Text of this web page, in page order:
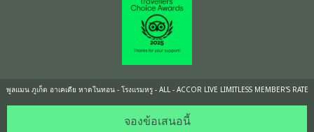
พูลแมน ภูเก็ต อาเคเดีย หาดในทอน - โรงแรมหรู - ALL - ACCOR LIVE LIMITLESS MEMBER'S RATE
จองข้อเสนอนี้